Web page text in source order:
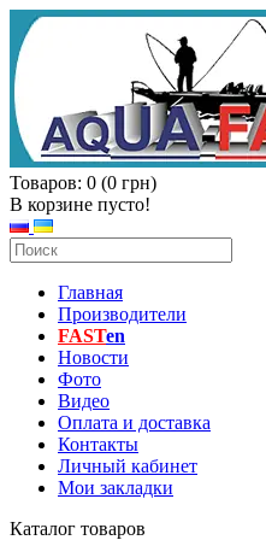
Товаров: 0 (0 грн)
В корзине пусто!
Главная
Производители
FASTen
Новости
Фото
Видео
Оплата и доставка
Контакты
Личный кабинет
Мои закладки
Каталог товаров